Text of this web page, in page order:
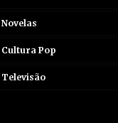
Novelas
Cultura Pop
Televisão